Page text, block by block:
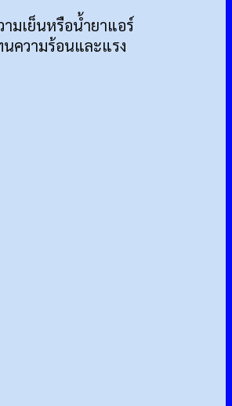
มเย็นหรือน้ำยาแอร์
ความร้อนและแรง